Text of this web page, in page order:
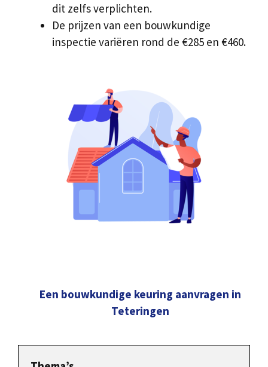
dit zelfs verplichten.
De prijzen van een bouwkundige
inspectie variëren rond de €285 en €460.
Een bouwkundige keuring aanvragen in
Teteringen